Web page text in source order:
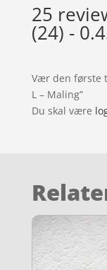
25
(24) -
Vær den første
L – Maling”
Du skal være